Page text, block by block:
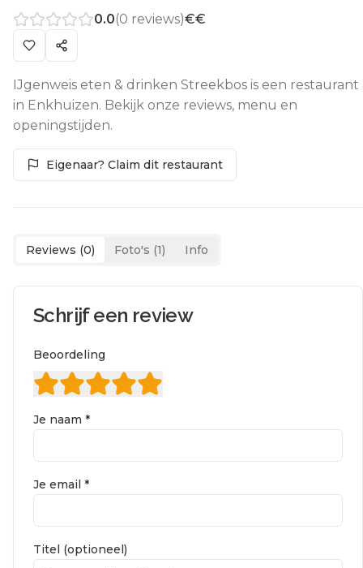
0.0(0 reviews)€€
IJgenweis eten & drinken Streekbos is een restaurant
in Enkhuizen. Bekijk onze reviews, menu en
openingstijden.
Eigenaar? Claim dit restaurant
Reviews (0) Foto's (1) Info
Schrijf een review
Beoordeling
Je naam *
Je email *
Titel (optioneel)